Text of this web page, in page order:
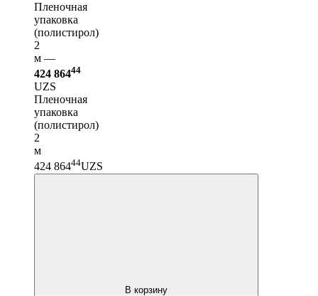
Пленочная
упаковка
(полистирол)
2
м —
424 86444
UZS
Пленочная
упаковка
(полистирол)
2
м
424 86444UZS
В корзину